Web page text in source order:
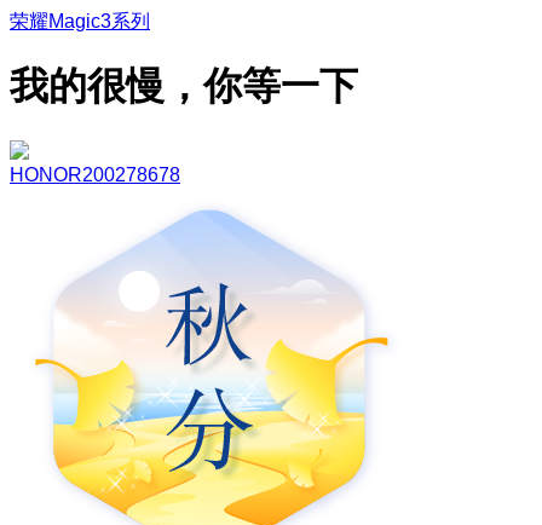
荣耀Magic3系列
我的很慢，你等一下
HONOR200278678